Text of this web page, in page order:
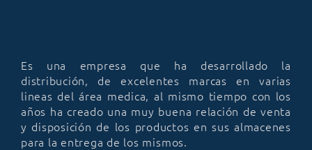
Es una empresa que ha desarrollado la
distribución, de excelentes marcas en varias
lineas del área medica, al mismo tiempo con los
años ha creado una muy buena relación de venta
y disposición de los productos en sus almacenes
para la entrega de los mismos.